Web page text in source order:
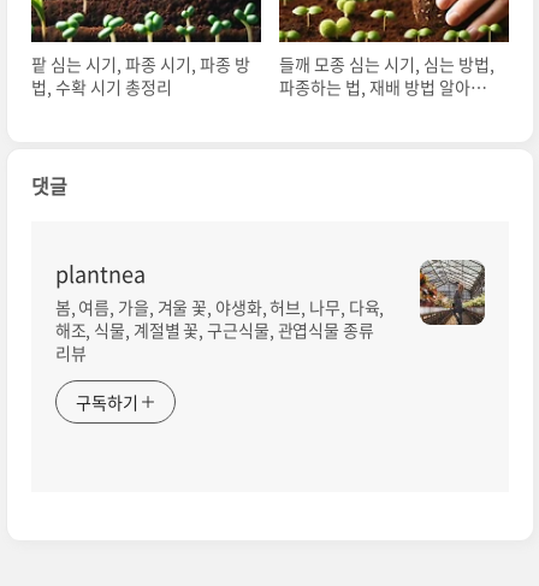
팥 심는 시기, 파종 시기, 파종 방
법, 수확 시기 총정리
들깨 모종 심는 시기, 심는 방법,
파종하는 법, 재배 방법 알아보
댓글
plantnea
봄, 여름, 가을, 겨울 꽃, 야생화, 허브, 나무, 다육,
해조, 식물, 계절별 꽃, 구근식물, 관엽식물 종류
리뷰
구독하기